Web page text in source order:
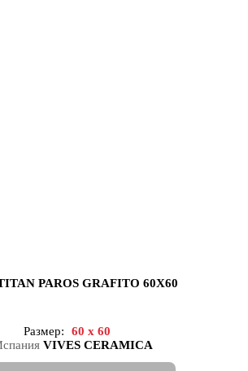
PAROS GRAFITO 60X60
Размер:
60 x 60
VIVES CERAMICA